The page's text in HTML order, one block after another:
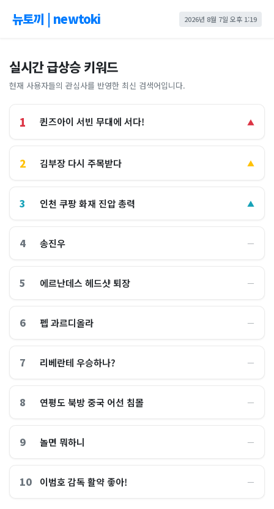
뉴토끼 | newtoki 2026년 8월 7일 오후 1:19
실시간 급상승 키워드
현재 사용자들의 관심사를 반영한 최신 검색어입니다.
1 퀸즈아이 서빈 무대에 서다! ▲
2 김부장 다시 주목받다 ▲
3 인천 쿠팡 화재 진압 총력 ▲
4 송진우 ―
5 에르난데스 헤드샷 퇴장 ―
6 펩 과르디올라 ―
7 리베란테 우승하나? ―
8 연평도 북방 중국 어선 침몰 ―
9 놀면 뭐하니 ―
10 이범호 감독 활약 좋아! ―